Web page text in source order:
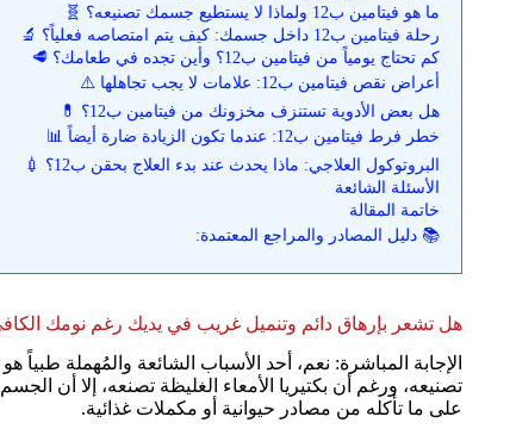
ما هو فيتامين ب12 ولماذا لا يستطيع جسمك تصنيعه؟ 🧬
رحلة فيتامين ب12 داخل جسمك: كيف يتم امتصاصه فعلياً؟ 🔬
كم تحتاج يومياً من فيتامين ب12؟ وأين تجده في طعامك؟ 🥩
أعراض نقص فيتامين ب12: علامات لا يجب تجاهلها ⚠️
هل بعض الأدوية تستنزف مخزونك من فيتامين ب12؟ 💊
خطر فرط فيتامين ب12: عندما تكون الزيادة ضارة أيضاً 📊
البروتوكول العلاجي: ماذا يحدث عند بدء العلاج بحقن ب12؟ 💉
الأسئلة الشائعة
خاتمة المقالة
📚 دليل المصادر والمراجع المعتمدة:
هل تشعر بإرهاق دائم وتنميل غريب في يديك رغم نومك
الإجابة المباشرة: نعم، أحد الأسباب الشائعة والمُهملة طبياً
تصنيعه، ورغم أن بكتيريا الأمعاء الغليظة تصنعه، إلا أن
على ما تأكله من مصادر حيوانية أو مكملات غذائية.